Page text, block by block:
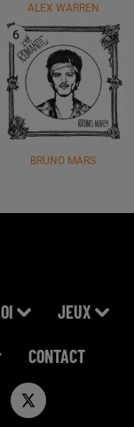
ALEX WARREN
6
BRUNO MARS
JEUX
CONTACT